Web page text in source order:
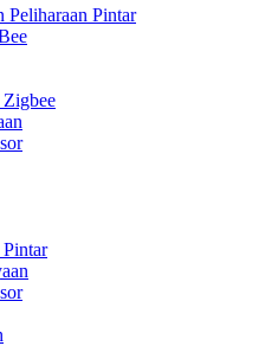
Peliharaan Pintar
Zigbee
Pintar